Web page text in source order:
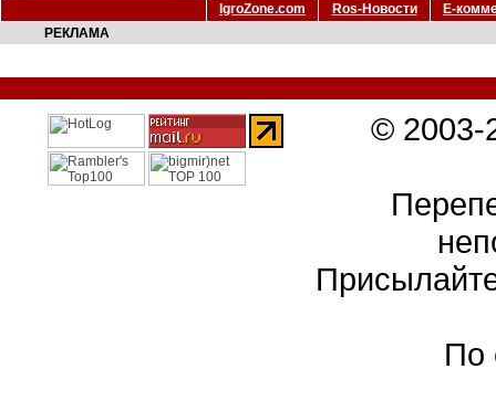
IgroZone.com Ros-Новости
Е-
РЕКЛАМА
©
По